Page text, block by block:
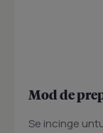
Mod de
Se incinge